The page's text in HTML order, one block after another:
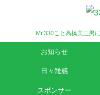
Mr.330こと高橋美三男
お知らせ
日々雑感
スポンサー